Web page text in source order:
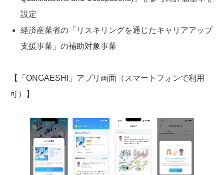
設定
経済産業省の「リスキリングを通じたキャリアアップ
支援事業」の補助対象事業
【「ONGAESHI」アプリ画面（スマートフォンで利用
可）】